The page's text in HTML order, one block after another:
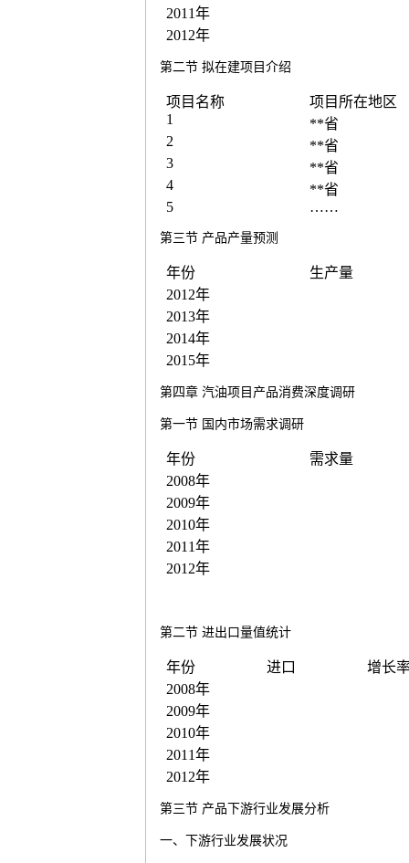
2011年
2012年
第二节 拟在建项目介绍
项目名称
项目所在地区
1
**省
2
**省
3
**省
4
**省
5
……
第三节 产品产量预测
年份
生产量
2012年
2013年
2014年
2015年
第四章 汽油项目产品消费深度调研
第一节 国内市场需求调研
年份
需求量
2008年
2009年
2010年
2011年
2012年
第二节 进出口量值统计
年份 进口
增长
2008年
2009年
2010年
2011年
2012年
第三节 产品下游行业发展分析
一、下游行业发展状况